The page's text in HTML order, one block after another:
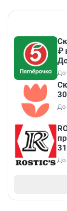
₽
До
До
До